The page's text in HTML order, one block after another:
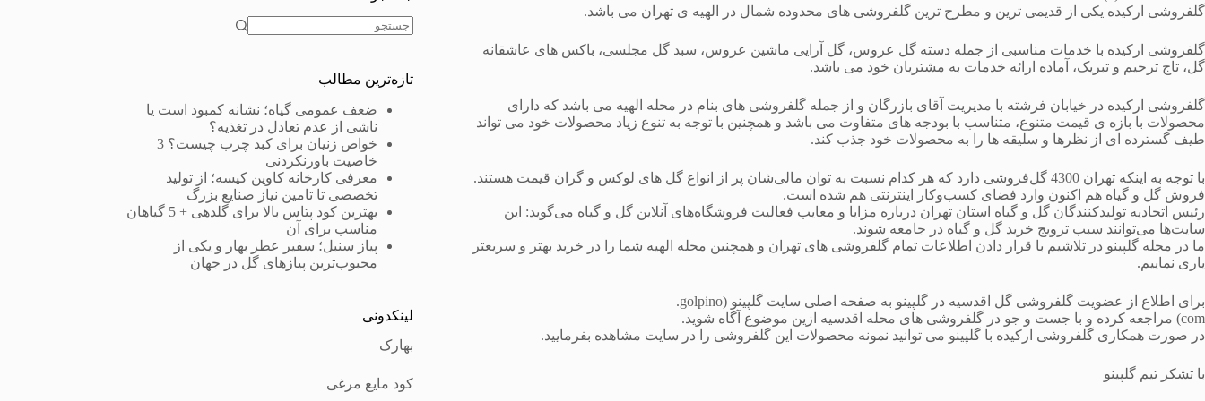
گلفروشی ارکیده یکی از قدیمی ترین و مطرح ترین گلفروشی های محدوده شمال در الهیه ی تهران می باشد.
گلفروشی ارکیده با خدمات مناسبی از جمله دسته گل عروس، گل آرایی ماشین عروس، سبد گل مجلسی، باکس های عاشقانه
گل، تاج ترحیم و تبریک، آماده ارائه خدمات به مشتریان خود می باشد.
گلفروشی ارکیده در خیابان فرشته با مدیریت آقای بازرگان و از جمله گلفروشی های بنام در محله الهیه می باشد که دارای
محصولات با بازه ی قیمت متنوع، متناسب با بودجه های متفاوت می باشد و همچنین با توجه به تنوع زیاد محصولات خود می تواند
طیف گسترده ای از نظرها و سلیقه ها را به محصولات خود جذب کند.
با توجه به اینکه تهران 4300 گل‌فروشی دارد که هر کدام نسبت به توان مالی‌شان پر از انواع گل‌ های لوکس و گران‌ قیمت هستند.
فروش گل و گیاه هم اکنون وارد فضای کسب‌و‌کار اینترنتی هم شده است.
رئیس اتحادیه تولیدکنندگان گل و گیاه استان تهران درباره مزایا و معایب فعالیت فروشگاه‌های آنلاین گل و گیاه می‌گوید: این
سایت‌ها می‌توانند سبب ترویج خرید گل و گیاه در جامعه شوند.
ما در مجله گلپینو در تلاشیم با قرار دادن اطلاعات تمام گلفروشی های تهران و همچنین محله الهیه شما را در خرید بهتر و سریعتر
یاری نماییم.
برای اطلاع از عضویت گلفروشی گل اقدسیه در گلپینو به صفحه اصلی سایت گلپینو (golpino.
com) مراجعه کرده و با جست و جو در گلفروشی های محله اقدسیه ازین موضوع آگاه شوید.
در صورت همکاری گلفروشی ارکیده با گلپینو می توانید نمونه محصولات این گلفروشی را در سایت مشاهده بفرمایید.
با تشکر تیم گلپینو
تازه‌ترین مطالب
ضعف عمومی گیاه؛ نشانه کمبود است یا
ناشی از عدم تعادل در تغذیه؟
خواص زنیان برای کبد چرب چیست؟ 3
خاصیت باورنکردنی
معرفی کارخانه کاوین کیسه؛ از تولید
تخصصی تا تامین نیاز صنایع بزرگ
بهترین کود پتاس بالا برای گلدهی + 5 گیاهان
مناسب برای آن
پیاز سنبل؛ سفیر عطر بهار و یکی از
محبوب‌ترین پیازهای گل در جهان
لینکدونی
بهارک
کود مایع مرغی